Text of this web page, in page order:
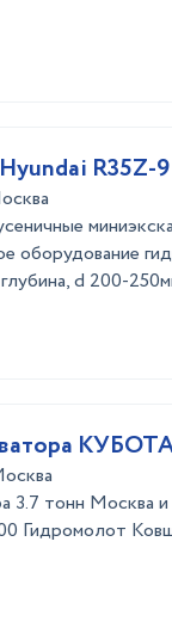
R35Z-9
оборудование
d 200-
3.7 тонн Москва
Гидромолот